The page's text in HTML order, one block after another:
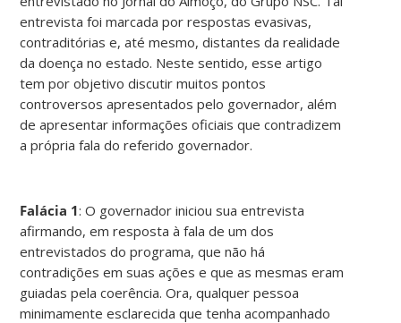
entrevista foi marcada por respostas evasivas,
contraditórias e, até mesmo, distantes da realidade
da doença no estado. Neste sentido, esse artigo
tem por objetivo discutir muitos pontos
controversos apresentados pelo governador, além
de apresentar informações oficiais que contradizem
a própria fala do referido governador.
Falácia 1: O governador iniciou sua entrevista
afirmando, em resposta à fala de um dos
entrevistados do programa, que não há
contradições em suas ações e que as mesmas eram
guiadas pela coerência. Ora, qualquer pessoa
minimamente esclarecida que tenha acompanhado